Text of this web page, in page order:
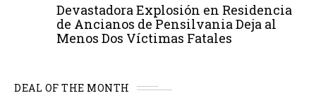
Devastadora Explosión en Residencia
de Ancianos de Pensilvania Deja al
Menos Dos Víctimas Fatales
DEAL OF THE MONTH